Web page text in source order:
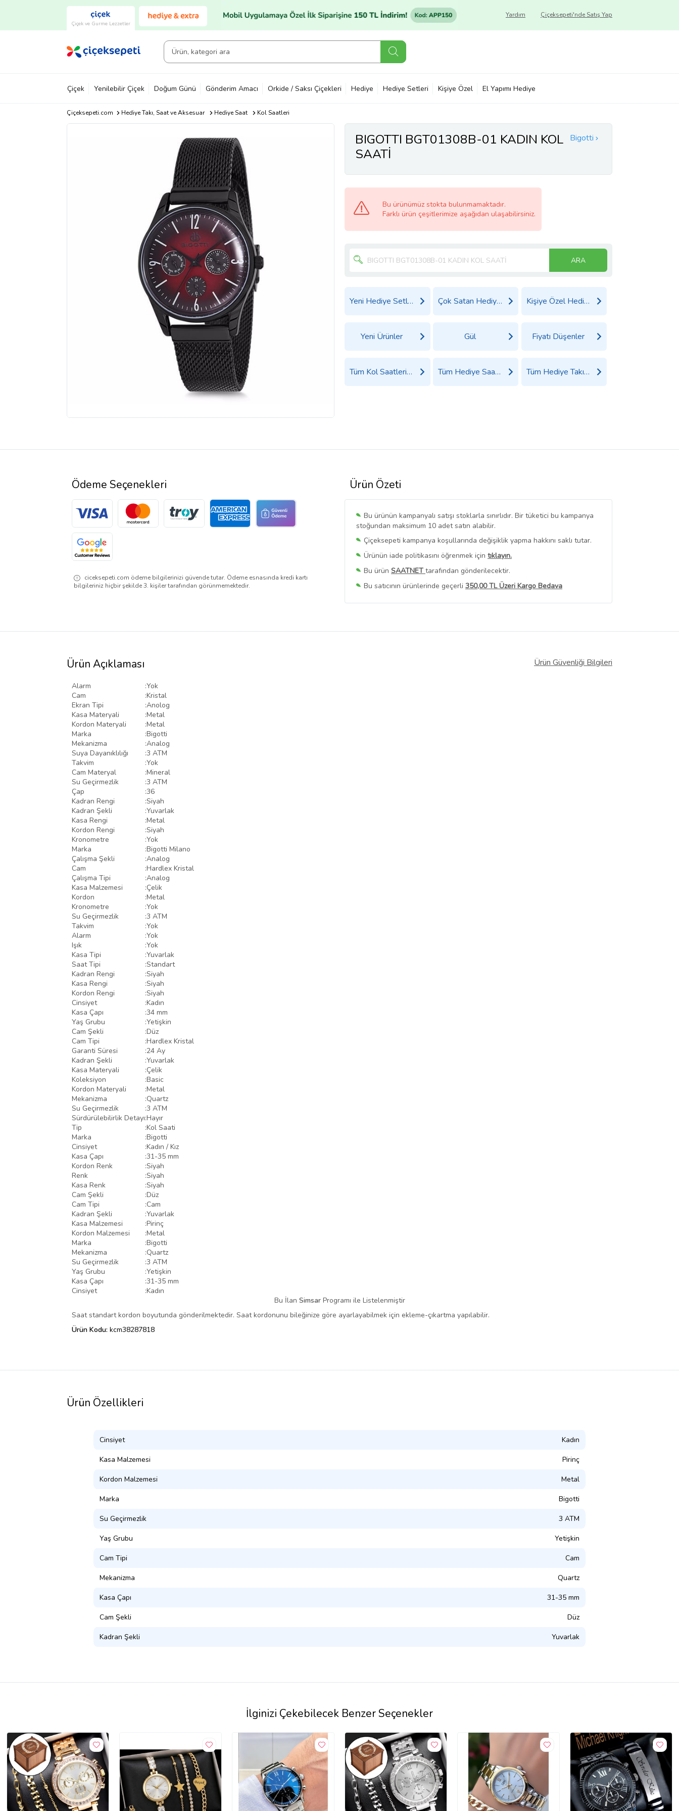
Çiçek ve Gurme Lezzetler
Çiçeksepeti'nde Satış Yap
Yardım
Çiçek Yenilebilir Çiçek Doğum Günü Gönderim Amacı Orkide / Saksı Çiçekleri Hediye Hediye Setleri Kişiye Özel El Yapımı Hediye
Çiçeksepeti.com Hediye Takı, Saat ve Aksesuar Hediye Saat Kol Saatleri
Bigotti
BIGOTTI BGT01308B-01 KADIN KOL
SAATİ
Bu ürünümüz stokta bulunmamaktadır.
Farklı ürün çeşitlerimize aşağıdan ulaşabilirsiniz.
ARA
Yeni Hediye Setleri Çok Satan Hediyeler Kişiye Özel Hediyeler
Yeni Ürünler Gül Fiyatı Düşenler
Tüm Kol Saatleri Ürünleri Tüm Hediye Saat Ürünleri Tüm Hediye Takı, Saat ve Aksesuar Ürünleri
Ürün Özeti
Bu ürünün kampanyalı satışı stoklarla sınırlıdır. Bir tüketici bu kampanya
stoğundan maksimum 10 adet satın alabilir.
Çiçeksepeti kampanya koşullarında değişiklik yapma hakkını saklı tutar.
Ürünün iade politikasını öğrenmek için tıklayın.
Bu ürün SAATNET tarafından gönderilecektir.
Bu satıcının ürünlerinde geçerli 350,00 TL Üzeri Kargo Bedava
Bu SatıcınınTüm Ürünlerini Görüntüle
Ödeme Seçenekleri
ciceksepeti.com ödeme bilgilerinizi güvende tutar. Ödeme esnasında kredi kartı
bilgileriniz hiçbir şekilde 3. kişiler tarafından görünmemektedir.
Ürün Açıklaması Ürün Güvenliği Bilgileri
Alarm :Yok
Cam
:Kristal
Ekran Tipi
:Anolog
Kasa Materyali
:Metal
Kordon Materyali
:Metal
Marka
:Bigotti
Mekanizma
:Analog
Suya Dayanıklılığı
:3 ATM
Takvim
:Yok
Cam Materyal
:Mineral
Su Geçirmezlik
:3 ATM
Çap
:36
Kadran Rengi
:Siyah
Kadran Şekli
:Yuvarlak
Kasa Rengi
:Metal
Kordon Rengi
:Siyah
Kronometre
:Yok
Marka
:Bigotti Milano
Çalışma Şekli
:Analog
Cam
:Hardlex Kristal
Çalışma Tipi
:Analog
Kasa Malzemesi
:Çelik
Kordon
:Metal
Kronometre
:Yok
Su Geçirmezlik
:3 ATM
Takvim
:Yok
Alarm
:Yok
Işık
:Yok
Kasa Tipi
:Yuvarlak
Saat Tipi
:Standart
Kadran Rengi
:Siyah
Kasa Rengi
:Siyah
Kordon Rengi
:Siyah
Cinsiyet
:Kadın
Kasa Çapı
:34 mm
Yaş Grubu
:Yetişkin
Cam Şekli
:Düz
Cam Tipi
:Hardlex Kristal
Garanti Süresi
:24 Ay
Kadran Şekli
:Yuvarlak
Kasa Materyali
:Çelik
Koleksiyon
:Basic
Kordon Materyali
:Metal
Mekanizma
:Quartz
Su Geçirmezlik
:3 ATM
Sürdürülebilirlik Detayı:Hayır
Tip
:Kol Saati
Marka
:Bigotti
Cinsiyet
:Kadın / Kız
Kasa Çapı
:31-35 mm
Kordon Renk
:Siyah
Renk
:Siyah
Kasa Renk
:Siyah
Cam Şekli
:Düz
Cam Tipi
:Cam
Kadran Şekli
:Yuvarlak
Kasa Malzemesi
:Pirinç
Kordon Malzemesi
:Metal
Marka
:Bigotti
Mekanizma
:Quartz
Su Geçirmezlik
:3 ATM
Yaş Grubu
:Yetişkin
Kasa Çapı
:31-35 mm
Cinsiyet
:Kadın
Bu İlan SimsarProgramı ile Listelenmiştir
Saat standart kordon boyutunda gönderilmektedir. Saat kordonunu bileğinize göre ayarlayabilmek için ekleme-çıkartma yapılabilir.
Ürün Kodu: kcm38287818
Ürün Özellikleri
Cinsiyet Kadın
Kasa Malzemesi Pirinç
Kordon Malzemesi Metal
Marka Bigotti
Su Geçirmezlik 3 ATM
Yaş Grubu Yetişkin
Cam Tipi Cam
Mekanizma Quartz
Kasa Çapı 31-35 mm
Cam Şekli Düz
Kadran Şekli Yuvarlak
İlginizi Çekebilecek Benzer Seçenekler